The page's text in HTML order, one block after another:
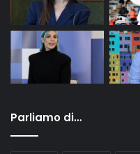
Parliamo di…